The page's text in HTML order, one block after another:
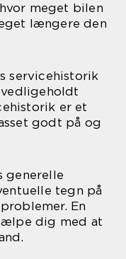
meget bilen
længere den
servicehistorik
er et
godt på og
generelle
tegn på
En
dig med at